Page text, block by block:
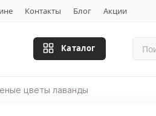
Контакты Блог Акции
Каталог
цветы лаванды